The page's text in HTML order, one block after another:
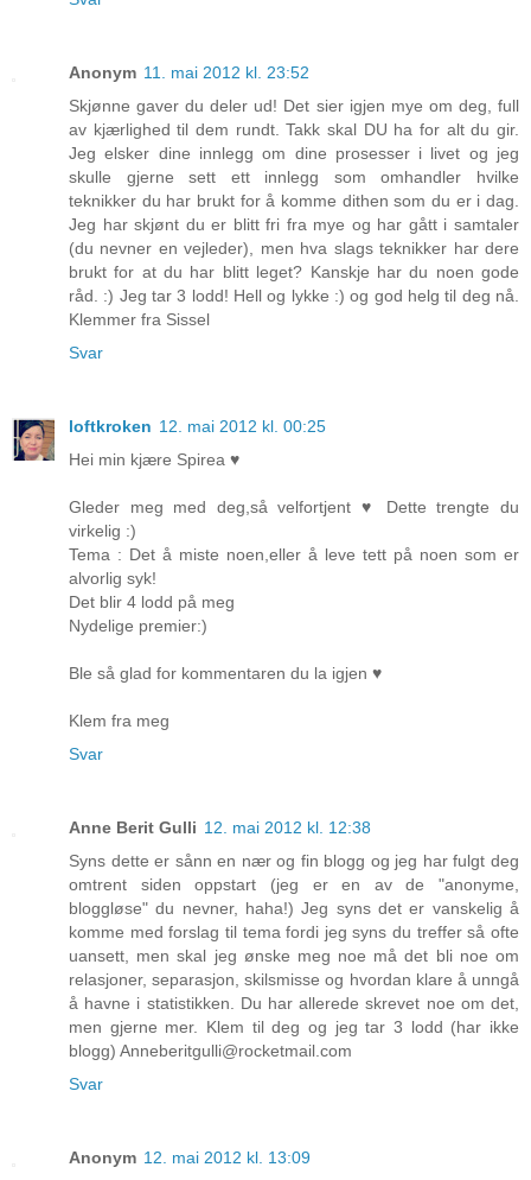
Anonym 11. mai 2012 kl. 23:52
Skjønne gaver du deler ud! Det sier igjen mye om deg, full
av kjærlighed til dem rundt. Takk skal DU ha for alt du gir.
Jeg elsker dine innlegg om dine prosesser i livet og jeg
skulle gjerne sett ett innlegg som omhandler hvilke
teknikker du har brukt for å komme dithen som du er i dag.
Jeg har skjønt du er blitt fri fra mye og har gått i samtaler
(du nevner en vejleder), men hva slags teknikker har dere
brukt for at du har blitt leget? Kanskje har du noen gode
råd. :) Jeg tar 3 lodd! Hell og lykke :) og god helg til deg nå.
Klemmer fra Sissel
Svar
loftkroken 12. mai 2012 kl. 00:25
Hei min kjære Spirea ♥
Gleder meg med deg,så velfortjent ♥ Dette trengte du
virkelig :)
Tema : Det å miste noen,eller å leve tett på noen som er
alvorlig syk!
Det blir 4 lodd på meg
Nydelige premier:)
Ble så glad for kommentaren du la igjen ♥
Klem fra meg
Svar
Anne Berit Gulli 12. mai 2012 kl. 12:38
Syns dette er sånn en nær og fin blogg og jeg har fulgt deg
omtrent siden oppstart (jeg er en av de "anonyme,
bloggløse" du nevner, haha!) Jeg syns det er vanskelig å
komme med forslag til tema fordi jeg syns du treffer så ofte
uansett, men skal jeg ønske meg noe må det bli noe om
relasjoner, separasjon, skilsmisse og hvordan klare å unngå
å havne i statistikken. Du har allerede skrevet noe om det,
men gjerne mer. Klem til deg og jeg tar 3 lodd (har ikke
blogg) Anneberitgulli@rocketmail.com
Svar
Anonym 12. mai 2012 kl. 13:09